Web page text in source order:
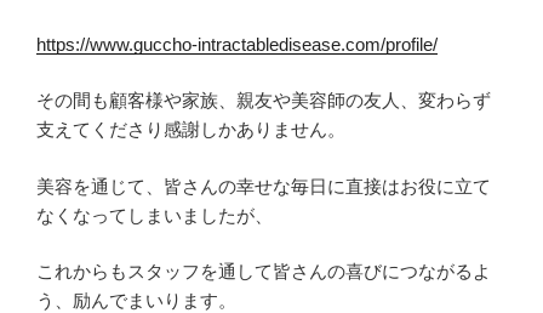
https://www.guccho-intractabledisease.com/profile/
その間も顧客様や家族、親友や美容師の友人、変わらず
支えてくださり感謝しかありません。
美容を通じて、皆さんの幸せな毎日に直接はお役に立て
なくなってしまいましたが、
これからもスタッフを通して皆さんの喜びにつながるよ
う、励んでまいります。